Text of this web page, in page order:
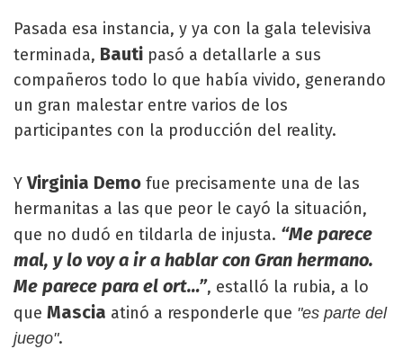
Pasada esa instancia, y ya con la gala televisiva
terminada, Bauti pasó a detallarle a sus
compañeros todo lo que había vivido, generando
un gran malestar entre varios de los
participantes con la producción del reality.
YVirginia Demo fue precisamente una de las
hermanitas a las que peor le cayó la situación,
que no dudó en tildarla de injusta. “Me parece
mal, y lo voy a ir a hablar con Gran hermano.
Me parece para el ort…”, estalló la rubia, a lo
que Mascia atinó a responderle que "es parte del
juego".